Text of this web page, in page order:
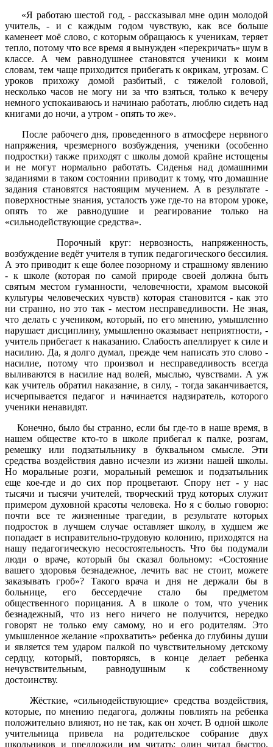
«Я работаю шестой год, - рассказывал мне один молодой
учитель, - и с каждым годом чувствую, как все больше
каменеет моё слово, с которым обращаюсь к ученикам, теряет
тепло, потому что все время я вынужден «перекричать» шум в
классе. А чем равнодушнее становятся ученики к моим
словам, тем чаще приходится прибегать к окрикам, угрозам. С
уроков прихожу домой разбитый, с тяжелой головой,
несколько часов не могу ни за что взяться, только к вечеру
немного успокаиваюсь и начинаю работать, люблю сидеть над
книгами до ночи, а утром - опять то же».
После рабочего дня, проведенного в атмосфере нервного
напряжения, чрезмерного возбуждения, ученики (особенно
подростки) также приходят с школы домой крайне истощены
и не могут нормально работать. Сиденья над домашними
заданиями в таком состоянии приводит к тому, что домашние
задания становятся настоящим мучением. А в результате -
поверхностные знания, усталость уже где-то на втором уроке,
опять то же равнодушие и реагирование только на
«сильнодействующие средства».
Порочный круг: нервозность, напряженность,
возбуждение ведёт учителя в тупик педагогического бессилия.
А это приводит к еще более позорному и страшному явлению
- к школе (которая по самой природе своей должна быть
святым местом гуманности, человечности, храмом высокой
культуры человеческих чувств) которая становится - как это
ни странно, но это так - местом несправедливости. Не зная,
что делать с учеником, который, по его мнению, умышленно
нарушает дисциплину, умышленно оказывает неприятности, -
учитель прибегает к наказанию. Слабость апеллирует к силе и
насилию. Да, я долго думал, прежде чем написать это слово -
насилие, потому что произвол и несправедливость всегда
выливаются в насилие над волей, мыслью, чувствами. А уж
как учитель обратил наказание, в силу, - тогда заканчивается,
исчерпывается педагог и начинается надзиратель, которого
ученики ненавидят.
Конечно, было бы странно, если бы где-то в наше время, в
нашем обществе кто-то в школе прибегал к палке, розгам,
ремешку или подзатыльнику в буквальном смысле. Эти
средства воздействия давно исчезли из жизни нашей школы.
Но моральные розги, моральный ремешок и подзатыльник
еще кое-где и до сих пор процветают. Спору нет - у нас
тысячи и тысячи учителей, творческий труд которых служит
примером духовной красоты человека. Но я с болью говорю:
почти все те жизненные трагедии, в результате которых
подросток в лучшем случае оставляет школу, в худшем же
попадает в исправительно-трудовую колонию, приходятся на
нашу педагогическую несостоятельность. Что бы подумали
люди о враче, который бы сказал больному: «Состояние
вашего здоровья безнадежное, лечить вас не стоит, можете
заказывать гроб»? Такого врача и дня не держали бы в
больнице, его бессердечие стало бы предметом
общественного порицания. А в школе о том, что ученик
безнадежный, что из него ничего не получится, нередко
говорят не только ему самому, но и его родителям. Это
умышленное желание «прохватить» ребенка до глубины души
и является тем ударом палкой по чувствительному детскому
сердцу, который, повторяясь, в конце делает ребенка
нечувствительным, равнодушным к собственному
достоинству.
Жёсткие, «сильнодействующие» средства воздействия,
которые, по мнению педагога, должны повлиять на ребенка
положительно влияют, но не так, как он хочет. В одной школе
учительница привела на родительское собрание двух
школьников и предложили им читать: один читал быстро,